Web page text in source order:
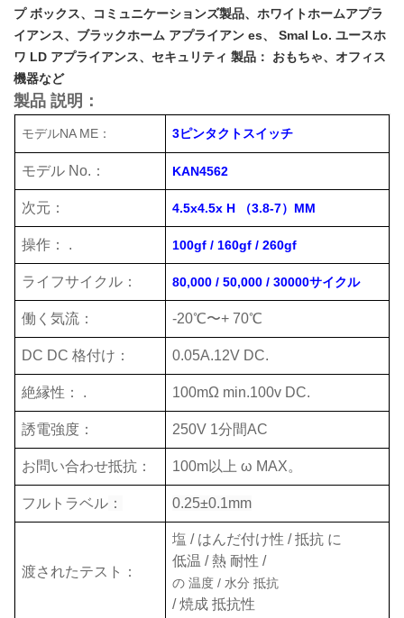
プ ボックス、コミュニケーションズ製品、ホワイトホームアプラ
イアンス、ブラックホーム アプライアン es、 Smal Lo. ユースホ
ワ LD アプライアンス、セキュリティ 製品： おもちゃ、オフィス
機器など
製品 説明：
モデルNAME： 3ピンタクトスイッチ
モデル No.： KAN4562
次元： 4.5x4.5x H （3.8-7）MM
操作： . 100gf / 160gf / 260gf
ライフサイクル： 80,000 / 50,000 / 30000サイクル
働く気流： -20℃〜+ 70℃
DC DC 格付け： 0.05A.12V DC.
絶縁性： . 100mΩ min.100v DC.
誘電強度： 250V 1分間AC
お問い合わせ抵抗： 100m以上 ω MAX。
フルトラベル ： 0.25±0.1mm
渡されたテスト：
塩 / はんだ付け性 / 抵抗 に
低温 / 熱 耐性 /
の 温度 / 水分 抵抗
/ 焼成 抵抗性